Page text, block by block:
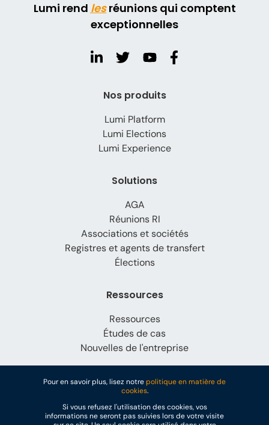
Pour en savoir plus, lisez notrepolitique en matière de
cookies.
Si vous refusez l'utilisation des cookies, vos
informations ne seront pas suivies lors de votre visite
Lumi rend lesréunions qui comptent
exceptionnelles
Nos produits
Lumi Platform
Lumi Elections
Lumi Experience
Solutions
AGA
Réunions RI
Associations et sociétés
Registres et agents de transfert
Élections
Ressources
Ressources
Études de cas
Nouvelles de l'entreprise
À propos
Pourquoi Lumi Global ?
Carrières